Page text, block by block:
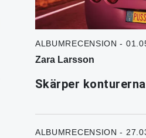
ALBUMRECENSION -
Zara Larsson
Skärper
ALBUMRECENSION -